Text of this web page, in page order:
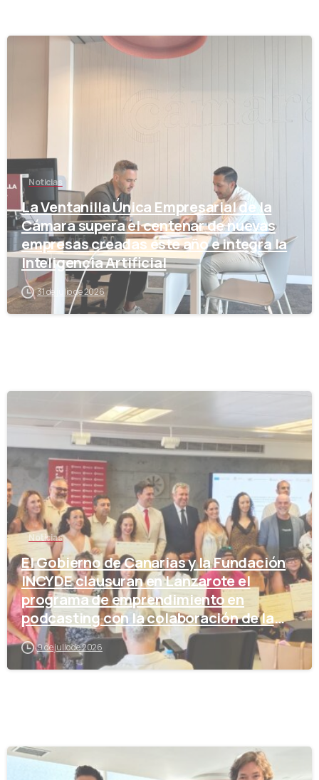
Noticias
La Ventanilla Única Empresarial de la
Cámara supera el centenar de nuevas
empresas creadas este año e integra la
Inteligencia Artificial
31 de julio de 2026
Noticias
El Gobierno de Canarias y la Fundación
INCYDE clausuran en Lanzarote el
programa de emprendimiento en
podcasting con la colaboración de la
Cámara de Comercio
9 de julio de 2026